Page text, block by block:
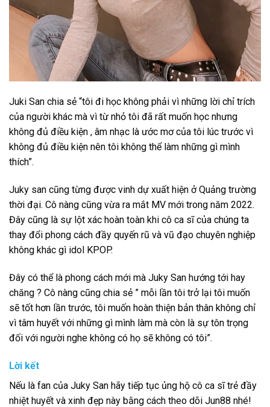
Juki San chia sẻ “tôi đi học không phải vì những lời chỉ trích
của người khác mà vì từ nhỏ tôi đã rất muốn học nhưng
không đủ điều kiện , âm nhạc là ước mơ của tôi lúc trước vì
không đủ điều kiện nên tôi không thể làm những gì mình
thích”.
Juky san cũng từng được vinh dự xuất hiện ở Quảng trường
thời đại. Cô nàng cũng vừa ra mắt MV mới trong năm 2022.
Đây cũng là sự lột xác hoàn toàn khi cô ca sĩ của chúng ta
thay đổi phong cách đầy quyến rũ và vũ đạo chuyên nghiệp
không khác gì idol KPOP.
Đây có thể là phong cách mới mà Juky San hướng tới hay
chăng ? Cô nàng cũng chia sẻ ” mỗi lần tôi trở lại tôi muốn
sẽ tốt hơn lần trước, tôi muốn hoàn thiện bản thân không chỉ
vì tâm huyết với những gì mình làm mà còn là sự tôn trọng
đối với người nghe không có họ sẽ không có tôi”.
Lời kết
Nếu là fan của Juky San hãy tiếp tục ủng hộ cô ca sĩ trẻ đầy
nhiệt huyết và xinh đẹp này bằng cách theo dõi Jun88 nhé!